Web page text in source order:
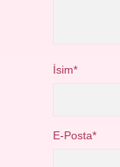
İsim*
E-Posta*